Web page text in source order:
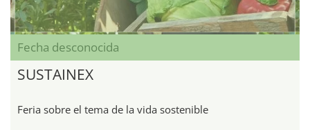
Fecha desconocida
SUSTAINEX
Feria sobre el tema de la vida sostenible